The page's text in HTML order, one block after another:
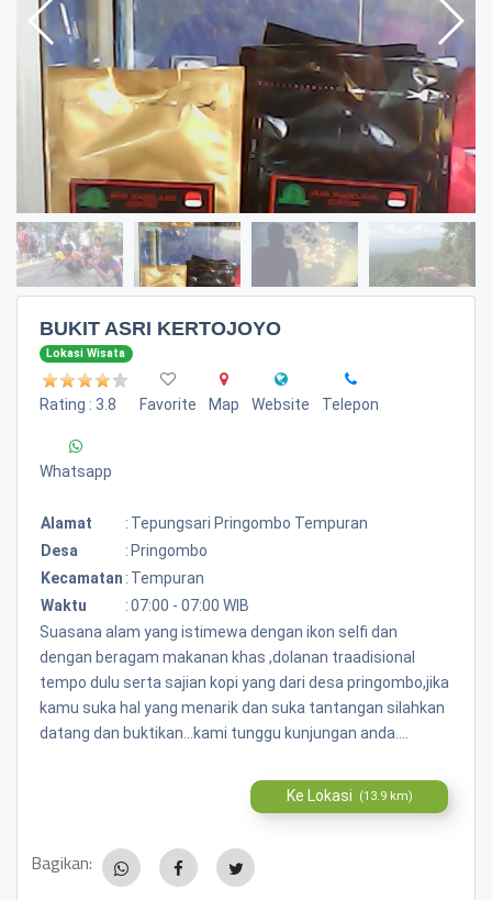
BUKIT ASRI KERTOJOYO
Lokasi Wisata
Rating : 3.8 Favorite Map Website Telepon
Whatsapp
Alamat : Tepungsari Pringombo Tempuran
Desa
: Pringombo
Kecamatan : Tempuran
Waktu
:07:00 - 07:00 WIB
Suasana alam yang istimewa dengan ikon selfi dan
dengan beragam makanan khas ,dolanan traadisional
tempo dulu serta sajian kopi yang dari desa pringombo,jika
kamu suka hal yang menarik dan suka tantangan silahkan
datang dan buktikan...kami tunggu kunjungan anda....
Ke Lokasi (13.9 km)
Bagikan: